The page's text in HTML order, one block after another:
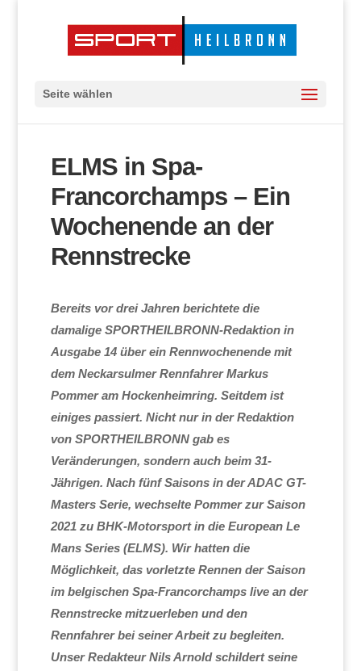
Seite wählen
ELMS in Spa-
Francorchamps – Ein
Wochenende an der
Rennstrecke
Bereits vor drei Jahren berichtete die
damalige SPORTHEILBRONN-Redaktion in
Ausgabe 14 über ein Rennwochenende mit
dem Neckarsulmer Rennfahrer Markus
Pommer am Hockenheimring. Seitdem ist
einiges passiert. Nicht nur in der Redaktion
von SPORTHEILBRONN gab es
Veränderungen, sondern auch beim 31-
Jährigen. Nach fünf Saisons in der ADAC GT-
Masters Serie, wechselte Pommer zur Saison
2021 zu BHK-Motorsport in die European Le
Mans Series (ELMS). Wir hatten die
Möglichkeit, das vorletzte Rennen der Saison
im belgischen Spa-Francorchamps live an der
Rennstrecke mitzuerleben und den
Rennfahrer bei seiner Arbeit zu begleiten.
Unser Redakteur Nils Arnold schildert seine